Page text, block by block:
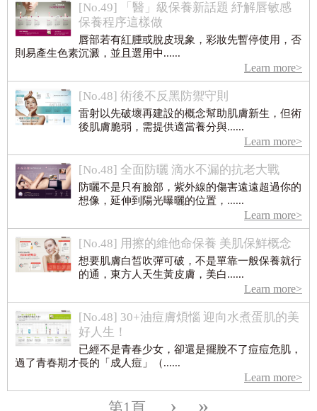
[No.49] 「醫」級保養新話題 紓解唇敏感
保養程序這樣做
唇部若有紅腫或脫皮現象，彩妝先暫停使用，否
則易產生色素沉澱，並且選用中......
Learn more>
[No.48] 術後不反黑防禦守則
雷射以先破壞再建設的概念幫助肌膚新生，但術
後肌膚脆弱，需提供適當養分與......
Learn more>
[No.48] 全面防曬 滴水不漏的抗老大戰
防曬不是只有臉部，紫外線的傷害遠遠超過你的
想像，延伸到陽光曝曬的位置，......
Learn more>
[No.48] 用擦的維他命保養 美肌保鮮概念
想要肌膚白皙吹彈可破，不是單靠一般保養就行
的通，東方人天生黃皮膚，美白......
Learn more>
[No.48] 30+油痘膚煩惱 迎向水煮蛋肌的美
好人生！
已經不是青春少女，卻還是擺脫不了痘痘危肌，
過了青春期才長的「成人痘」（......
Learn more>
第1頁 › »